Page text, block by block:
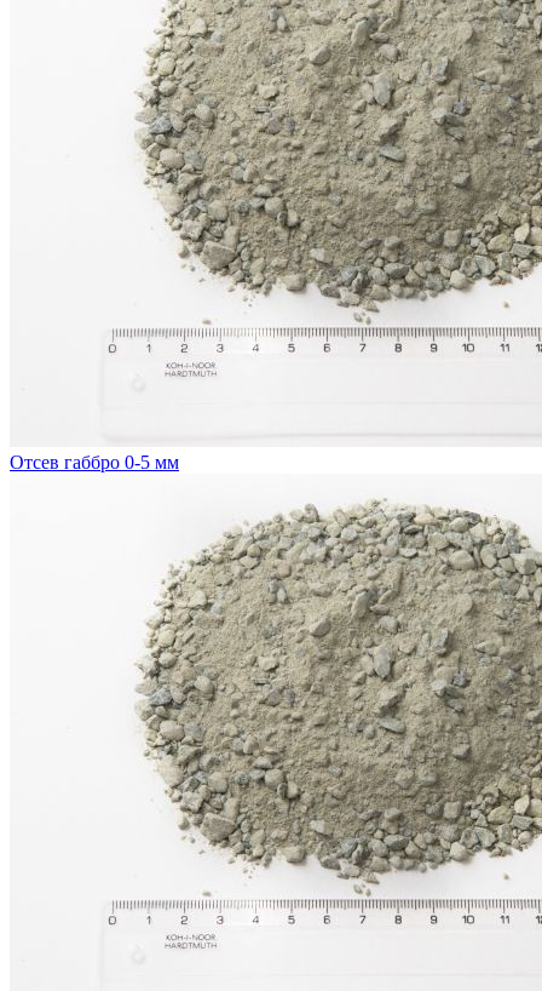
Отсев габбро 0-5 мм